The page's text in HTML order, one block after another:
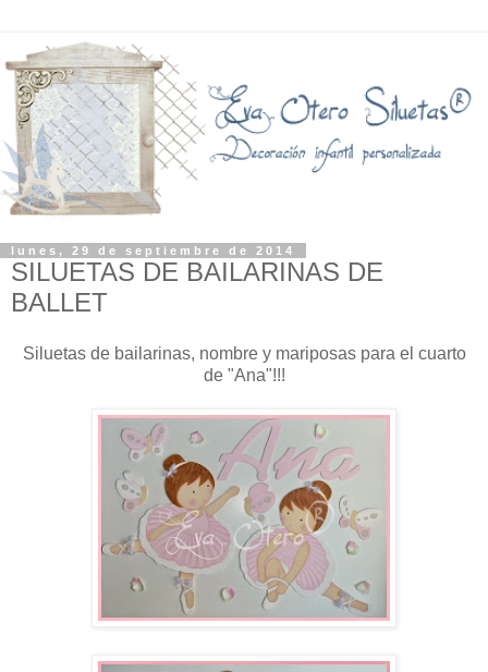
lunes, 29 de septiembre de 2014
SILUETAS DE BAILARINAS DE
BALLET
Siluetas de bailarinas, nombre y mariposas para el cuarto
de "Ana"!!!